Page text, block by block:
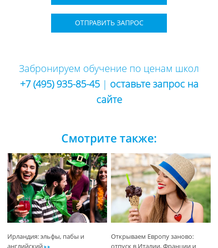
ОТПРАВИТЬ ЗАПРОС
Забронируем обучение по ценам школ
+7 (495) 935-85-45| оставьте запрос на
сайте
Смотрите также:
Ирландия: эльфы, пабы и
Открываем Европу заново: